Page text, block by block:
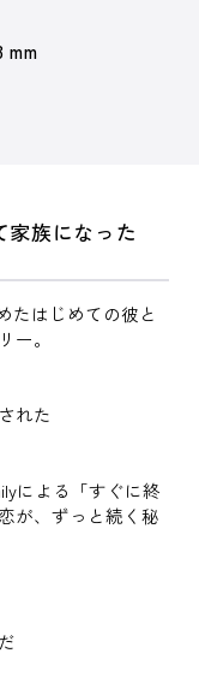
mm
家族になった
たはじめての彼と
ー。
れた
による「すぐに終
が、ずっと続く秘